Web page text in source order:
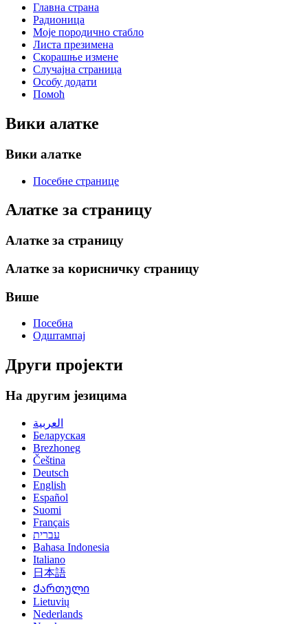
Главна страна
Радионица
Моје породично стабло
Листа презимена
Скорашње измене
Случајна страница
Особу додати
Помоћ
Вики алатке
Вики алатке
Посебне странице
Алатке за страницу
Алатке за страницу
Алатке за корисничку страницу
Више
Посебна
Одштампај
Други пројекти
На другим језицима
العربية
Беларуская
Brezhoneg
Čeština
Deutsch
English
Español
Suomi
Français
עברית
Bahasa Indonesia
Italiano
日本語
Ქართული
Lietuvių
Nederlands